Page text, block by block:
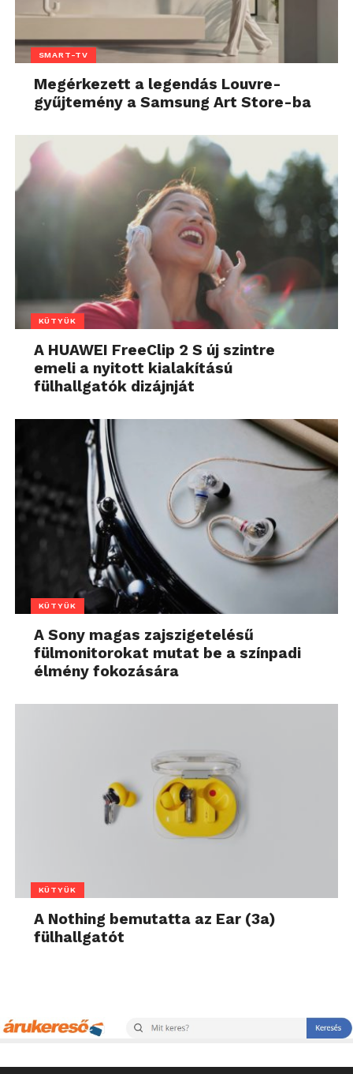
SMART-TV
Megérkezett a legendás Louvre-
gyűjtemény a Samsung Art Store-ba
KÜTYÜK
A HUAWEI FreeClip 2 S új szintre
emeli a nyitott kialakítású
fülhallgatók dizájnját
KÜTYÜK
A Sony magas zajszigetelésű
fülmonitorokat mutat be a színpadi
élmény fokozására
KÜTYÜK
A Nothing bemutatta az Ear (3a)
fülhallgatót